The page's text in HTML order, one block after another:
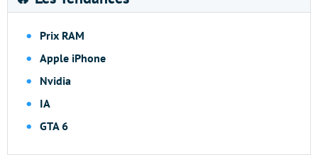
Prix RAM
Apple iPhone
Nvidia
IA
GTA 6